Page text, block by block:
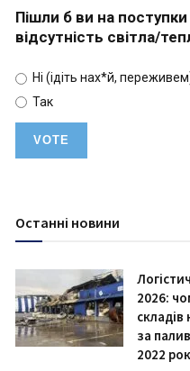
Пішли б ви на поступки
відсутність світла/
Ні (ідіть нах*й,
Так
Останні новини
2026:
за
2022